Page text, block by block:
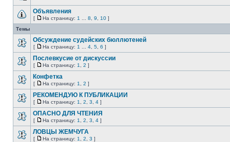
Объявления
[ На страницу: 1 8 9 10 ]
Темы
Обсуждение судейских бюллютеней
[ На страницу: 1 4 5 6 ]
Послевкусие от дискуссии
[ На страницу: 1 2 ]
Конфетка
[ На страницу: 1 2 ]
РЕКОМЕНДУЮ К ПУБЛИКАЦИИ
[ На страницу: 1 2 3 4 ]
ОПАСНО ДЛЯ ЧТЕНИЯ
[ На страницу: 1 2 3 4 ]
ЛОВЦЫ ЖЕМЧУГА
[ На страницу: 1 2 3 ]